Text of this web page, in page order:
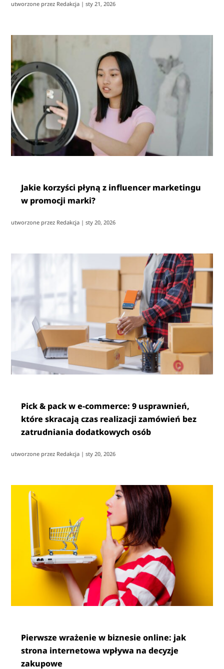
utworzone przez Redakcja |sty 21, 2026
Jakie korzyści płyną z influencer marketingu
w promocji marki?
utworzone przez Redakcja |sty 20, 2026
Pick & pack w e-commerce: 9 usprawnień,
które skracają czas realizacji zamówień bez
zatrudniania dodatkowych osób
utworzone przez Redakcja |sty 20, 2026
Pierwsze wrażenie w biznesie online: jak
strona internetowa wpływa na decyzje
zakupowe